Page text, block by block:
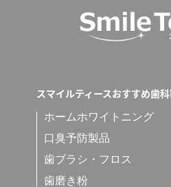
スマイルティースおすすめ歯
ホームホワイトニング
口臭予防製品
歯ブラシ・フロス
歯磨き粉